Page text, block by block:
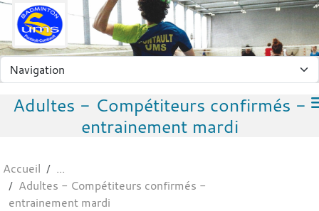
Adultes - Compétiteurs confirmés -
entrainement mardi
Accueil
Adultes - Compétiteurs confirmés -
entrainement mardi
Panneau de gestion des cookies